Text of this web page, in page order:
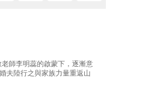
師李明蕊的啟蒙下，逐漸意
夫陸行之與家族力量重返山